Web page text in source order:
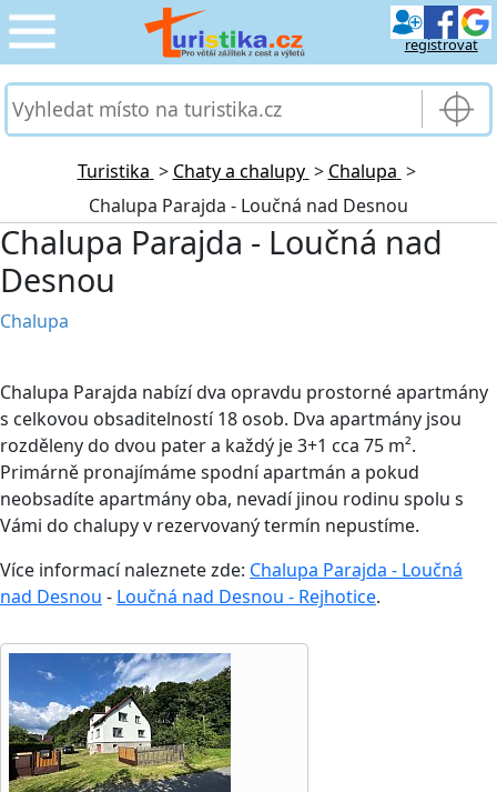
registrovat
CESTOVÁNÍ
PRO TURISTY ›
MOJE TURISTIKA
Turistika > Chaty a chalupy > Chalupa >
Chalupa Parajda - Loučná nad Desnou
Chalupa Parajda - Loučná nad
Desnou
Chalupa
Chalupa Parajda nabízí dva opravdu prostorné apartmány
s celkovou obsaditelností 18 osob. Dva apartmány jsou
rozděleny do dvou pater a každý je 3+1 cca 75 m².
Primárně pronajímáme spodní apartmán a pokud
neobsadíte apartmány oba, nevadí jinou rodinu spolu s
Vámi do chalupy v rezervovaný termín nepustíme.
Více informací naleznete zde: Chalupa Parajda - Loučná
nad Desnou - Loučná nad Desnou - Rejhotice.